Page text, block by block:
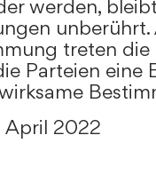
werden,
treten
Parteien eine
April 2022